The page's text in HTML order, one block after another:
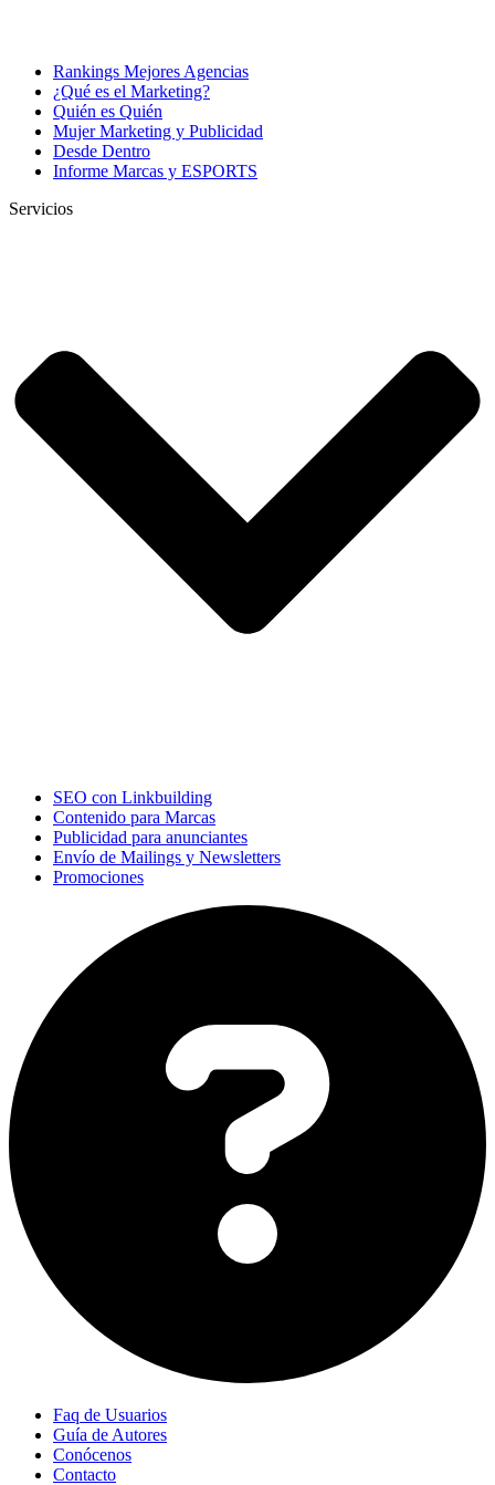
Rankings Mejores Agencias
¿Qué es el Marketing?
Quién es Quién
Mujer Marketing y Publicidad
Desde Dentro
Informe Marcas y ESPORTS
Servicios
SEO con Linkbuilding
Contenido para Marcas
Publicidad para anunciantes
Envío de Mailings y Newsletters
Promociones
Faq de Usuarios
Guía de Autores
Conócenos
Contacto